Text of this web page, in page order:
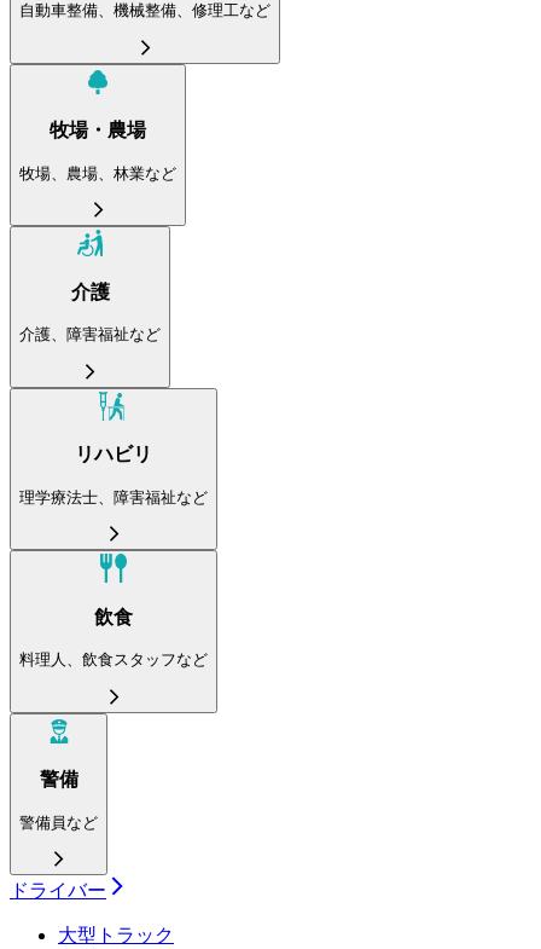
自動車整備、機械整備、修理工など
牧場・農場
牧場、農場、林業など
介護
介護、障害福祉など
リハビリ
理学療法士、障害福祉など
飲食
料理人、飲食スタッフなど
警備
警備員など
ドライバー
大型トラック